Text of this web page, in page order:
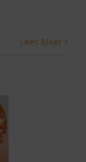
Lees Meer